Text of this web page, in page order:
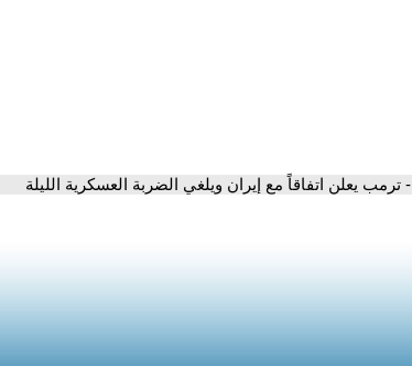
- ترمب يعلن اتفاقاً مع إيران ويلغي الضربة العسكرية الليلة